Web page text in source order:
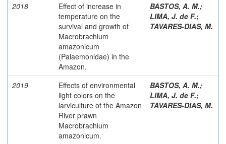
2018
Effect of increase in
temperature on the
survival and growth of
Macrobrachium
amazonicum
(Palaemonidae) in the
Amazon.
BASTOS, A. M.;
LIMA, J. de F.;
TAVARES-DIAS, M.
2019
Effects of environmental
light colors on the
larviculture of the Amazon
River prawn
Macrobrachium
amazonicum.
BASTOS, A. M.;
LIMA, J. de F.;
TAVARES-DIAS, M.